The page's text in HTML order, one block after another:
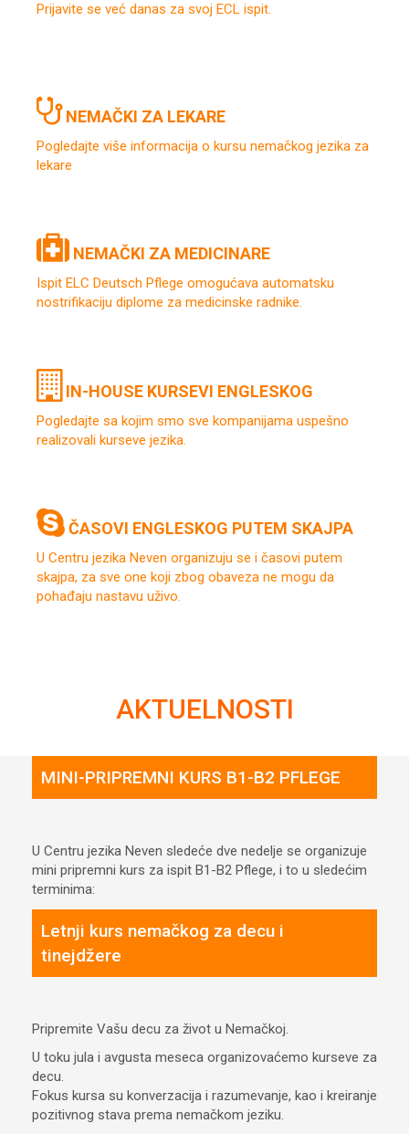
Prijavite se već danas za svoj ECL ispit.
NEMAČKI ZA LEKARE
Pogledajte više informacija o kursu nemačkog jezika za
lekare
NEMAČKI ZA MEDICINARE
Ispit ELC Deutsch Pflege omogućava automatsku
nostrifikaciju diplome za medicinske radnike.
IN-HOUSE KURSEVI ENGLESKOG
Pogledajte sa kojim smo sve kompanijama uspešno
realizovali kurseve jezika.
ČASOVI ENGLESKOG PUTEM SKAJPA
U Centru jezika Neven organizuju se i časovi putem
skajpa, za sve one koji zbog obaveza ne mogu da
pohađaju nastavu uživo.
AKTUELNOSTI
MINI-PRIPREMNI KURS B1-B2 PFLEGE
U Centru jezika Neven sledeće dve nedelje se organizuje
mini pripremni kurs za ispit B1-B2 Pflege, i to u sledećim
terminima:
Letnji kurs nemačkog za decu i
tinejdžere
Pripremite Vašu decu za život u Nemačkoj.
U toku jula i avgusta meseca organizovaćemo kurseve za
decu.
Fokus kursa su konverzacija i razumevanje, kao i kreiranje
pozitivnog stava prema nemačkom jeziku.